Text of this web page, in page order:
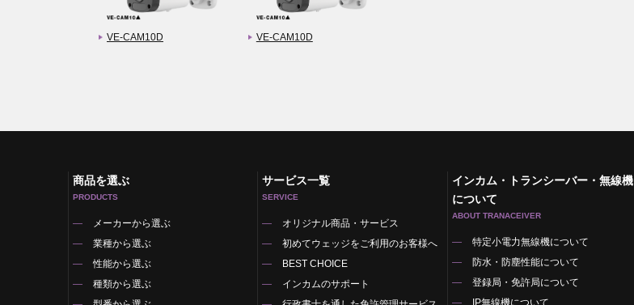
VE-CAM10D VE-CAM10D
商品を選ぶ
PRODUCTS
メーカーから選ぶ
業種から選ぶ
性能から選ぶ
種類から選ぶ
サービス一覧
SERVICE
オリジナル商品・サービス
初めてウェッジをご利用のお客様へ
BEST CHOICE
インカムのサポート
インカム・トランシーバー・無線機
について
ABOUT TRANACEIVER
特定小電力無線機について
防水・防塵性能について
登録局・免許局について
IP無線機について